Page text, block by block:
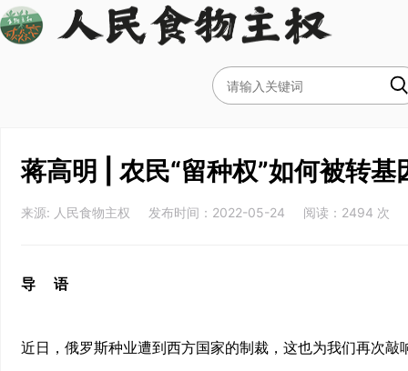
蒋高明 | 农民“留种权”如何被转基
来源: 人民食物主权 发布时间：2022-05-24 阅读：2494 次
导 语
近日，俄罗斯种业遭到西方国家的制裁，这也为我们再次